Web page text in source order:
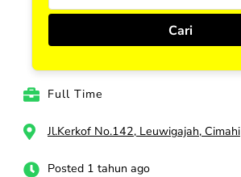
Full Time
Jl.Kerkof No.142, Leuwigajah, Cimahi
Posted 1 tahun ago